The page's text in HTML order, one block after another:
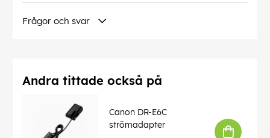
Frågor och svar
Andra tittade också på
Canon DR-E6C
strömadapter